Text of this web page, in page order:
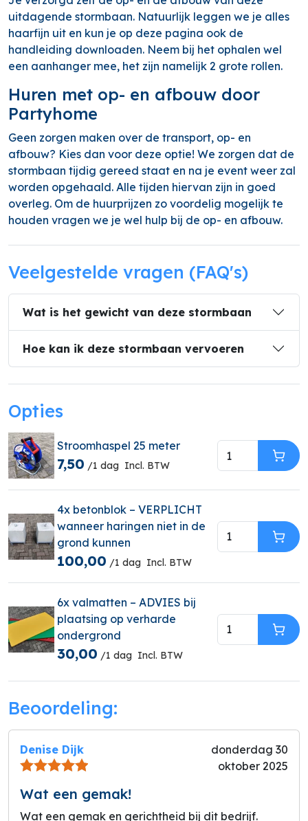
uitdagende stormbaan. Natuurlijk leggen we je alles
haarfijn uit en kun je op deze pagina ook de
handleiding downloaden. Neem bij het ophalen wel
een aanhanger mee, het zijn namelijk 2 grote rollen.
Huren met op- en afbouw door
Partyhome
Geen zorgen maken over de transport, op- en
afbouw? Kies dan voor deze optie! We zorgen dat de
stormbaan tijdig gereed staat en na je event weer zal
worden opgehaald. Alle tijden hiervan zijn in goed
overleg. Om de huurprijzen zo voordelig mogelijk te
houden vragen we je wel hulp bij de op- en afbouw.
Veelgestelde vragen (FAQ's)
Wat is het gewicht van deze stormbaan
Hoe kan ik deze stormbaan vervoeren
Opties
Stroomhaspel 25 meter
7,50 /1 dag Incl. BTW In
4x betonblok – VERPLICHT
wanneer haringen niet in de
grond kunnen
100,00 /1 dag Incl. BTW
In
6x valmatten – ADVIES bij
plaatsing op verharde
ondergrond
30,00 /1 dag Incl. BTW
In
Beoordeling:
Denise Dijk
donderdag 30
oktober 2025
Wat een gemak!
Wat een gemak en gerichtheid bij dit bedrijf.